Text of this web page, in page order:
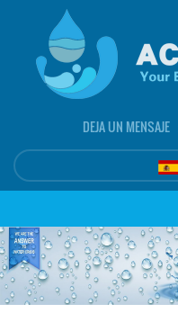
DEJA UN MENSAJE